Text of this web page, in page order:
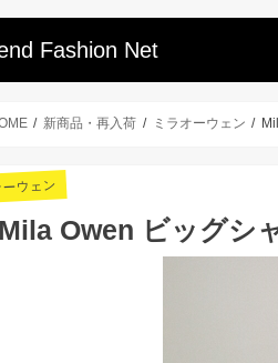
Fashion Net
新商品・再入荷 ミラオーウェン
ーウェン
Mila Owen ビッグシ